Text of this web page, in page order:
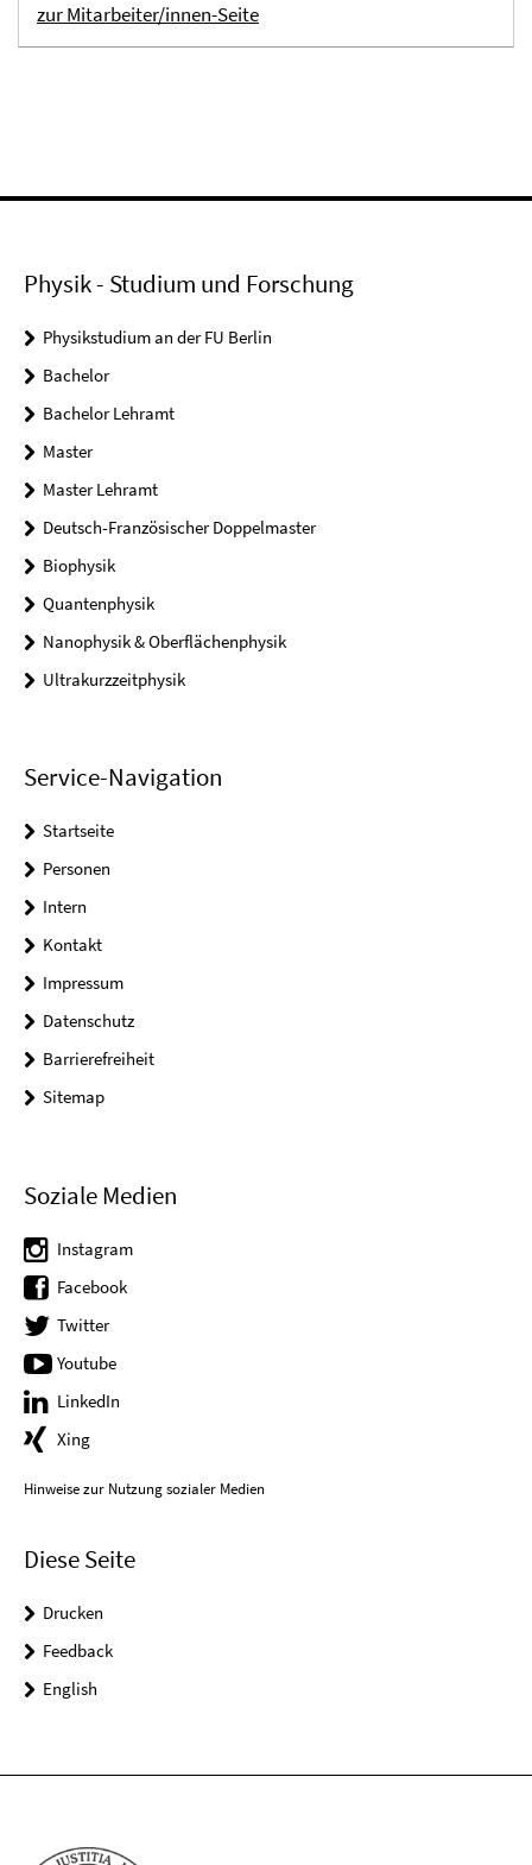
zur Mitarbeiter/innen-Seite
Physik - Studium und Forschung
Physikstudium an der FU Berlin
Bachelor
Bachelor Lehramt
Master
Master Lehramt
Deutsch-Französischer Doppelmaster
Biophysik
Quantenphysik
Nanophysik & Oberflächenphysik
Ultrakurzzeitphysik
Service-Navigation
Startseite
Personen
Intern
Kontakt
Impressum
Datenschutz
Barrierefreiheit
Sitemap
Soziale Medien
Instagram
Facebook
Twitter
Youtube
LinkedIn
Xing
Hinweise zur Nutzung sozialer Medien
Diese Seite
Drucken
Feedback
English